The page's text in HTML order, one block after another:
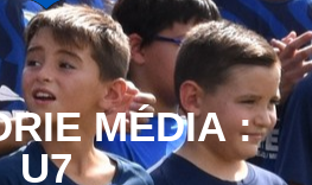
MÉDIA :
U7